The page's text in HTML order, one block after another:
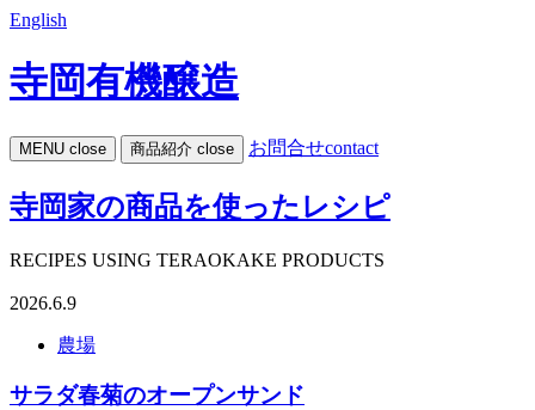
English
寺岡有機醸造
MENU close 商品紹介 close お問合せcontact
寺岡家の商品を使ったレシピ
RECIPES USING TERAOKAKE PRODUCTS
2026.6.9
農場
サラダ春菊のオープンサンド